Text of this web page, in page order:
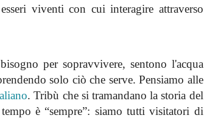
viventi con cui interagire attraverso
per sopravvivere, sentono l'acqua
solo ciò che serve. Pensiamo alle
. Tribù che si tramandano la storia del
è “sempre”: siamo tutti visitatori di